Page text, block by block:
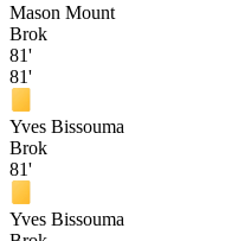
Mason Mount
Brok
81'
81'
Yves Bissouma
Brok
81'
Yves Bissouma